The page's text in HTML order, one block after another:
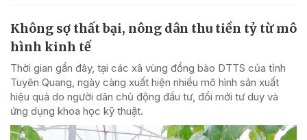
Không sợ thất bại, nông dân thu tiền tỷ từ mô
hình kinh tế
Thời gian gần đây, tại các xã vùng đồng bào DTTS của tỉnh
Tuyên Quang, ngày càng xuất hiện nhiều mô hình sản xuất
hiệu quả do người dân chủ động đầu tư, đổi mới tư duy và
ứng dụng khoa học kỹ thuật.